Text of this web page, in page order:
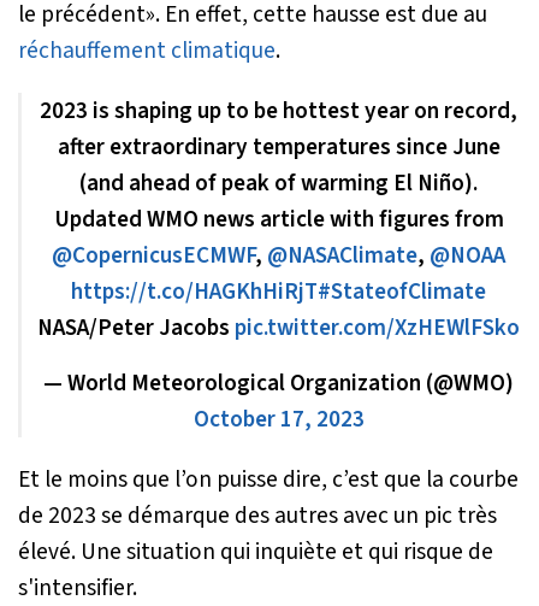
le précédent». En effet, cette hausse est due au
réchauffement climatique.
2023 is shaping up to be hottest year on record,
after extraordinary temperatures since June
(and ahead of peak of warming El Niño).
Updated WMO news article with figures from
@CopernicusECMWF, @NASAClimate, @NOAA
https://t.co/HAGKhHiRjT#StateofClimate
NASA/Peter Jacobs pic.twitter.com/XzHEWlFSko
— World Meteorological Organization (@WMO)
October 17, 2023
Et le moins que l’on puisse dire, c’est que la courbe
de 2023 se démarque des autres avec un pic très
élevé. Une situation qui inquiète et qui risque de
s'intensifier.